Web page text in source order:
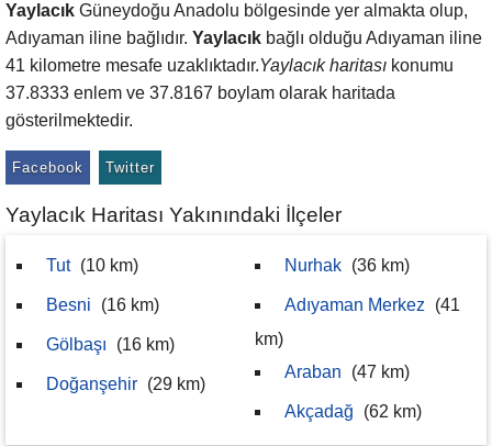
Yaylacık Güneydoğu Anadolu bölgesinde yer almakta olup,
Adıyaman iline bağlıdır. Yaylacık bağlı olduğu Adıyaman iline
41 kilometre mesafe uzaklıktadır.Yaylacık haritası konumu
37.8333 enlem ve 37.8167 boylam olarak haritada
gösterilmektedir.
Facebook Twitter
Yaylacık Haritası Yakınındaki İlçeler
Tut (10 km)
Besni (16 km)
Gölbaşı (16 km)
Doğanşehir (29 km)
Nurhak (36 km)
Adıyaman Merkez
(41
km)
Araban
(47 km)
Akçadağ (62 km)